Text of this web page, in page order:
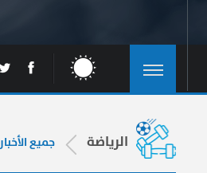
الرياضة جميع الأخبار